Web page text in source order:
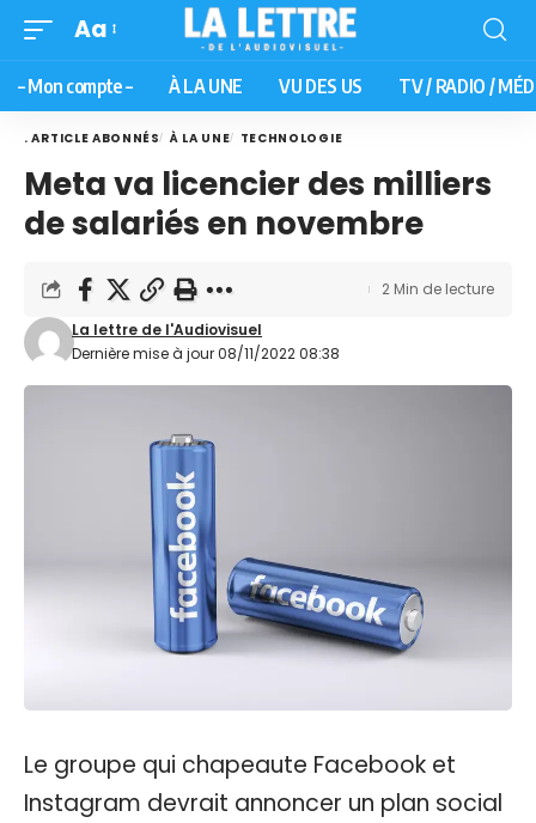
Aa
– Mon compte – À LA UNE VU DES US TV / RADIO /
. ARTICLE ABONNÉS À LA UNE TECHNOLOGIE
Meta va licencier des milliers
de salariés en novembre
Dernière mise à jour 08/11/2022 08:38
La lettre de l'Audiovisuel
2 Min de lecture
Le groupe qui chapeaute Facebook et
Instagram devrait annoncer un plan social